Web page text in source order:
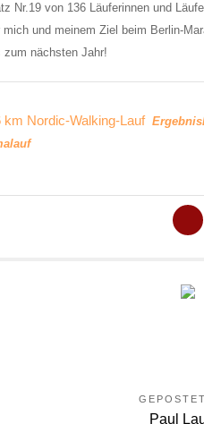
Nr.19 von 136 Läuferinnen und
und meinem Ziel beim Berlin-
nächsten Jahr!
Nordic-Walking-Lauf
Paul